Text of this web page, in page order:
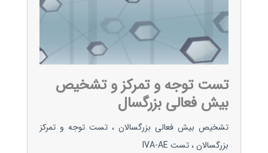
تست توجه و تمرکز و تشخیص
بیش فعالی بزرگسال
تشخیص بیش فعالی بزرگسالان ، تست توجه و تمرکز
بزرگسالان ، تست IVA-AE